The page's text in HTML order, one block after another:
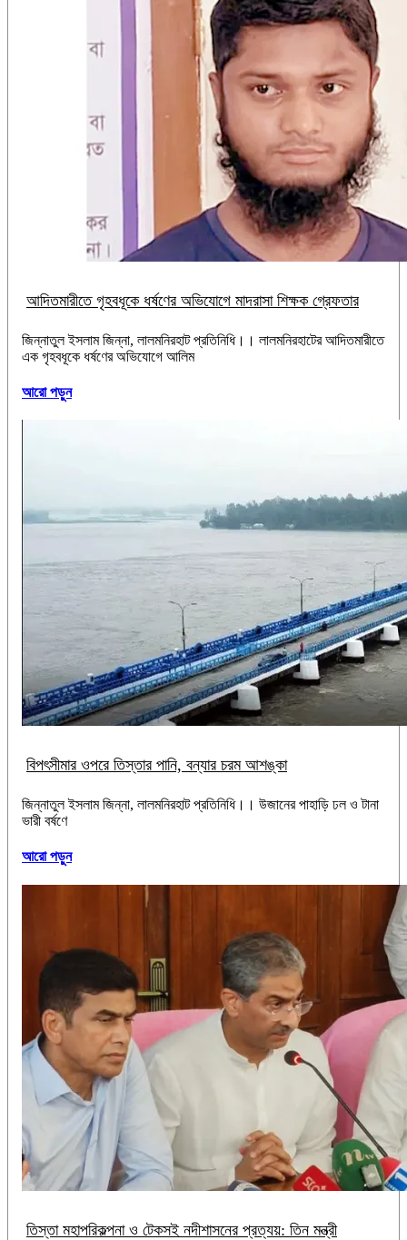
আদিতমারীতে গৃহবধূকে ধর্ষণের অভিযোগে মাদরাসা শিক্ষক গ্রেফতার
‎‎জিন্নাতুল ইসলাম জিন্না, লালমনিরহাট প্রতিনিধি।। ‎লালমনিরহাটের আদিতমারীতে
এক গৃহবধূকে ধর্ষণের অভিযোগে আলিম
আরো পড়ুন
বিপৎসীমার ওপরে তিস্তার পানি, বন্যার চরম আশঙ্কা
জিন্নাতুল ইসলাম জিন্না, ‎লালমনিরহাট প্রতিনিধি।। ‎উজানের পাহাড়ি ঢল ও টানা
ভারী বর্ষণে
আরো পড়ুন
তিস্তা মহাপরিকল্পনা ও টেকসই নদীশাসনের প্রত্যয়: তিন মন্ত্রী